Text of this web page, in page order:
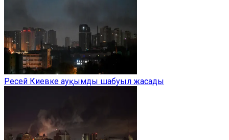
Ресей Киевке ауқымды шабуыл жасады